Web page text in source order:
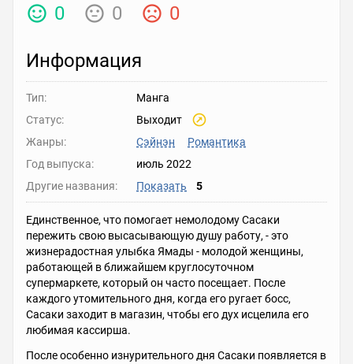
0 0 0
Информация
Тип:
Манга
Статус:
Выходит
Жанры:
Сэйнэн
Романтика
Год выпуска:
июль 2022
Другие названия:
Показать 5
Единственное, что помогает немолодому Сасаки
пережить свою высасывающую душу работу, - это
жизнерадостная улыбка Ямады - молодой женщины,
работающей в ближайшем круглосуточном
супермаркете, который он часто посещает. После
каждого утомительного дня, когда его ругает босс,
Сасаки заходит в магазин, чтобы его дух исцелила его
любимая кассирша.
После особенно изнурительного дня Сасаки появляется в